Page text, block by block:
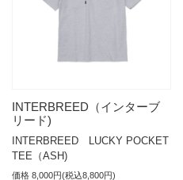
INTERBREED（インターブ
リード)
INTERBREED LUCKY POCKET
TEE（ASH)
価格 8,000円(税込8,800円)